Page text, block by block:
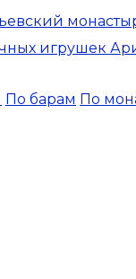
игрушек
По барам По